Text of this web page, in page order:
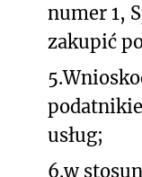
numer 1,
zakupić
5.
usług;
6.w